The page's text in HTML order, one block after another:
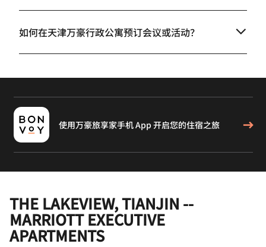
如何在天津万豪行政公寓预订会议或活动？
使用万豪旅享家手机 App 开启您的住宿之旅
THE LAKEVIEW, TIANJIN --
MARRIOTT EXECUTIVE
APARTMENTS